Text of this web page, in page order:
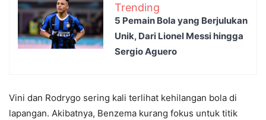
Trending
5 Pemain Bola yang Berjulukan
Unik, Dari Lionel Messi hingga
Sergio Aguero
Vini dan Rodrygo sering kali terlihat kehilangan bola di
lapangan. Akibatnya, Benzema kurang fokus untuk titik